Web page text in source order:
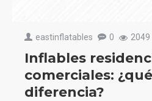
eastinflatables 0 2049
Inflables
comerciales:
diferencia?